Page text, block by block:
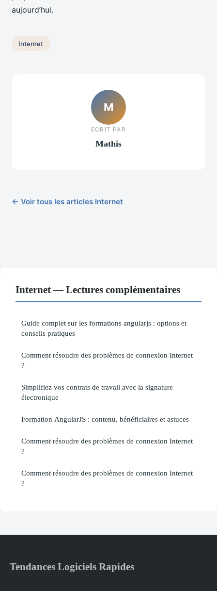
aujourd’hui.
Internet
M
ECRIT PAR
Mathis
← Voir tous les articles Internet
Internet — Lectures complémentaires
Guide complet sur les formations angularjs : options et
conseils pratiques
Comment résoudre des problèmes de connexion Internet
?
Simplifiez vos contrats de travail avec la signature
électronique
Formation AngularJS : contenu, bénéficiaires et astuces
Comment résoudre des problèmes de connexion Internet
?
Comment résoudre des problèmes de connexion Internet
?
Tendances Logiciels Rapides